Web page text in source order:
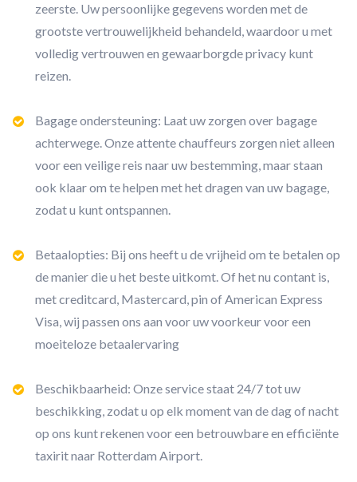
zeerste. Uw persoonlijke gegevens worden met de
grootste vertrouwelijkheid behandeld, waardoor u met
volledig vertrouwen en gewaarborgde privacy kunt
reizen.
Bagage ondersteuning: Laat uw zorgen over bagage
achterwege. Onze attente chauffeurs zorgen niet alleen
voor een veilige reis naar uw bestemming, maar staan
ook klaar om te helpen met het dragen van uw bagage,
zodat u kunt ontspannen.
Betaalopties: Bij ons heeft u de vrijheid om te betalen op
de manier die u het beste uitkomt. Of het nu contant is,
met creditcard, Mastercard, pin of American Express
Visa, wij passen ons aan voor uw voorkeur voor een
moeiteloze betaalervaring
Beschikbaarheid: Onze service staat 24/7 tot uw
beschikking, zodat u op elk moment van de dag of nacht
op ons kunt rekenen voor een betrouwbare en efficiënte
taxirit naar Rotterdam Airport.